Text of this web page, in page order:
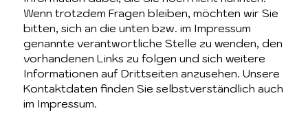
Wenn trotzdem Fragen bleiben, möchten wir Sie
bitten, sich an die unten bzw. im Impressum
genannte verantwortliche Stelle zu wenden, den
vorhandenen Links zu folgen und sich weitere
Informationen auf Drittseiten anzusehen. Unsere
Kontaktdaten finden Sie selbstverständlich auch
im Impressum.